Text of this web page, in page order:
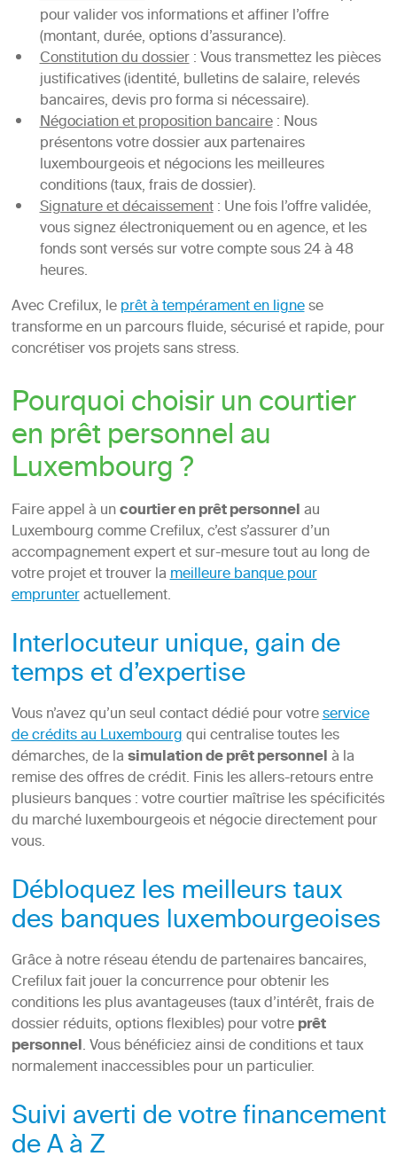
pour valider vos informations et affiner l’offre
(montant, durée, options d’assurance).
Constitution du dossier: Vous transmettez les pièces
justificatives (identité, bulletins de salaire, relevés
bancaires, devis pro forma si nécessaire).
Négociation et proposition bancaire: Nous
présentons votre dossier aux partenaires
luxembourgeois et négocions les meilleures
conditions (taux, frais de dossier).
Signature et décaissement: Une fois l’offre validée,
vous signez électroniquement ou en agence, et les
fonds sont versés sur votre compte sous 24 à 48
heures.
Avec Crefilux, leprêt à tempérament en lignese
transforme en un parcours fluide, sécurisé et rapide, pour
concrétiser vos projets sans stress.
Pourquoi choisir un courtier
en prêt personnel au
Luxembourg ?
Faire appel à uncourtier en prêt personnelau
Luxembourg comme Crefilux, c’est s’assurer d’un
accompagnement expert et sur-mesure tout au long de
votre projet et trouver lameilleure banque pour
emprunteractuellement.
Interlocuteur unique, gain de
temps et d’expertise
Vous n’avez qu’un seul contact dédié pour votreservice
de crédits au Luxembourgqui centralise toutes les
démarches, de lasimulation de prêt personnelà la
remise des offres de crédit. Finis les allers-retours entre
plusieurs banques : votre courtier maîtrise les spécificités
du marché luxembourgeois et négocie directement pour
vous.
Débloquez les meilleurs taux
des banques luxembourgeoises
Grâce à notre réseau étendu de partenaires bancaires,
Crefilux fait jouer la concurrence pour obtenir les
conditions les plus avantageuses (taux d’intérêt, frais de
dossier réduits, options flexibles) pour votreprêt
personnel. Vous bénéficiez ainsi de conditions et taux
normalement inaccessibles pour un particulier.
Suivi averti de votre financement
de A à Z